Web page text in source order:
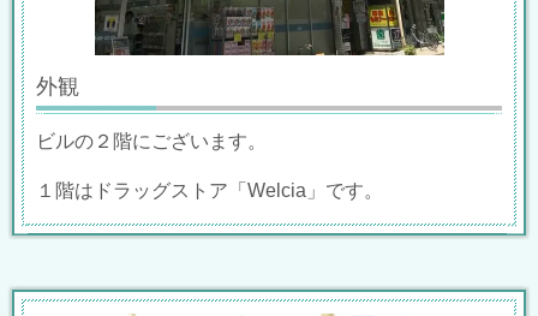
外観
ビルの２階にございます。
１階はドラッグストア「Welcia」です。